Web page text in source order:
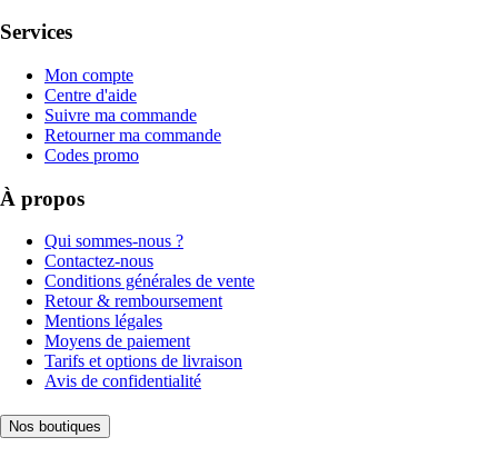
Services
Mon compte
Centre d'aide
Suivre ma commande
Retourner ma commande
Codes promo
À propos
Qui sommes-nous ?
Contactez-nous
Conditions générales de vente
Retour & remboursement
Mentions légales
Moyens de paiement
Tarifs et options de livraison
Avis de confidentialité
Nos boutiques